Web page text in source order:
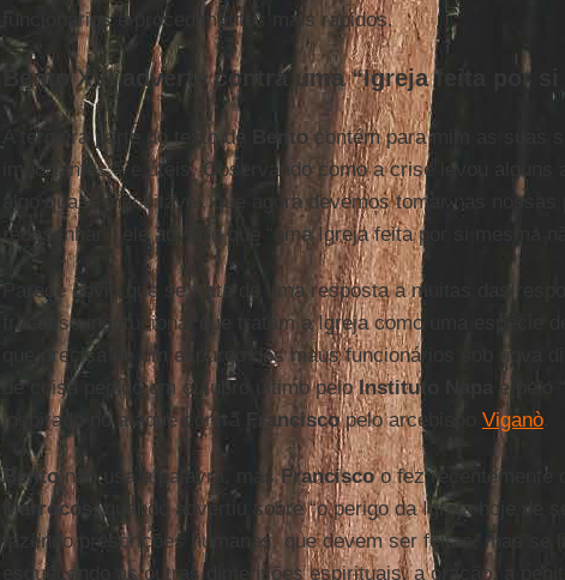
funcionários e procedimentos mais rápidos.
Bento XVI adverte contra uma “Igreja feita por si
A terceira parte do texto de Bentocontém para mim as suas
importantes – e úteis. Observando como a crise levou alguns
algo quase inaceitável, que agora devemos tomar nas
redesenhar”, ele adverte que “uma Igreja feita por si mesma
Parece óbvio que se trata de uma resposta a muitas das
fracasso institucional que tratam a Igreja como uma espécie
que precisa de um expurgo dos maus funcionários sob nova
de coisa pedido em outubro último peloInstituto Napa e pelo “
inspirado no ataque contra
Franciscopelo arcebispo Viganò.
Bentonão usa a palavra, masFranciscoo fez recentemente
Marrocos
, quando advertiu sobre “o perigo da Igreja hoje de
fazendo prescrições humanas, que devem ser feitas, mas se
esquecendo as outras dimensões espirituais, a oração, a